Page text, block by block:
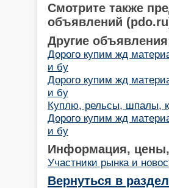
Смотрите также
объявлений
Другие
Дорого купим жд
и бу
Дорого купим жд
и бу
Куплю, рельсы, шпалы,
Дорого купим жд
и бу
Информация, цены,
Участники рынка и
Вернуться в